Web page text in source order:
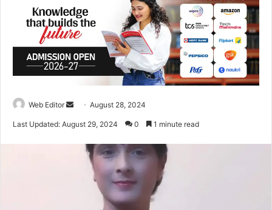
Web Editor August 28, 2024
Last Updated: August 29, 2024 0 1 minute read